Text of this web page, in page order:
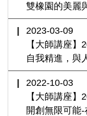
雙橡園的美麗
2023-03-09
【大師講座】
自我精進，與
2022-10-03
【大師講座】
開創無限可能